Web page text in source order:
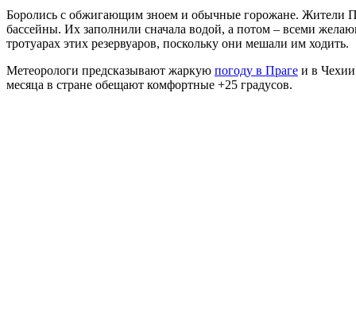
Боролись с обжигающим зноем и обычные горожане. Жители
бассейны. Их заполнили сначала водой, а потом – всеми
тротуарах этих резервуаров, поскольку они мешали им ходить.
Метеорологи предсказывают жаркую погоду в Праге и в Чехии
месяца в стране обещают комфортные +25 градусов.